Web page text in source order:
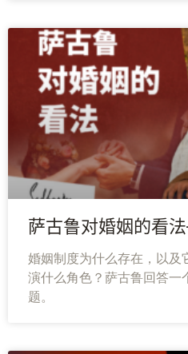
萨古鲁对婚姻的看
婚姻制度为什么存在，以及
演什么角色？萨古鲁回答一
题。